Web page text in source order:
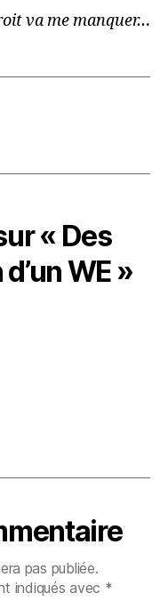
va me manquer…
« Des
WE »
pas publiée.
indiqués avec *